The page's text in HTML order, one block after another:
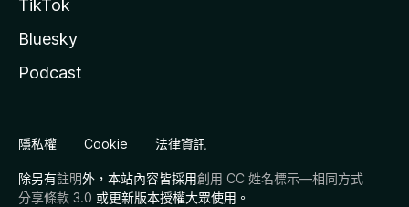
TikTok
Bluesky
Podcast
隱私權 Cookie 法律資訊
除另有註明外，本站內容皆採用創用 CC 姓名標示—相同方式
分享條款 3.0 或更新版本授權大眾使用。